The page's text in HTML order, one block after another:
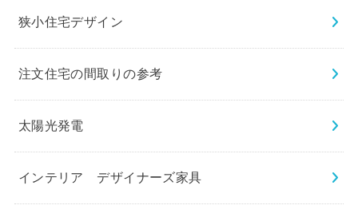
狭小住宅デザイン
注文住宅の間取りの参考
太陽光発電
インテリア デザイナーズ家具